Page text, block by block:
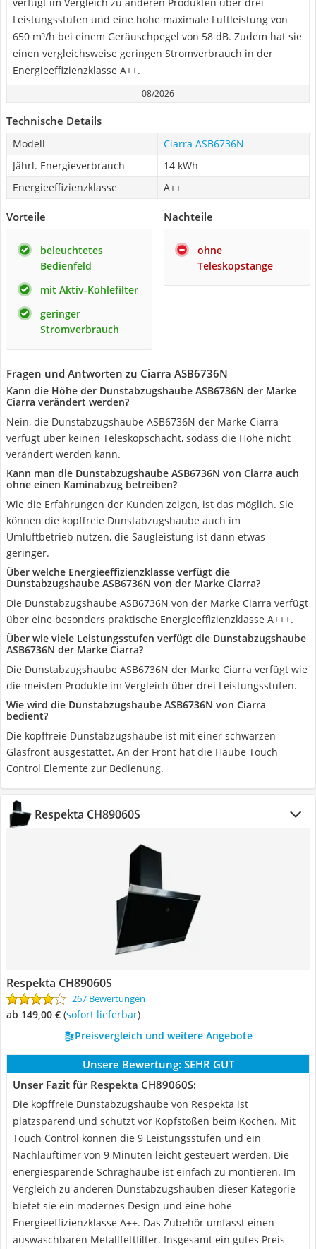
Leistungsstufen und eine hohe maximale Luftleistung von
650 m³/h bei einem Geräuschpegel von 58 dB. Zudem hat sie
einen vergleichsweise geringen Stromverbrauch in der
Energieeffizienzklasse A++.
08/2026
Technische Details
Modell
Ciarra ASB6736N
Jährl. Energieverbrauch
14 kWh
Energieeffizienzklasse
A++
Vorteile
beleuchtetes
Bedienfeld
mit Aktiv-Kohlefilter
geringer
Stromverbrauch
Nachteile
ohne
Teleskopstange
Fragen und Antworten zu Ciarra ASB6736N
Kann die Höhe der Dunstabzugshaube ASB6736N der Marke
Ciarra verändert werden?
Nein, die Dunstabzugshaube ASB6736N der Marke Ciarra
verfügt über keinen Teleskopschacht, sodass die Höhe nicht
verändert werden kann.
Kann man die Dunstabzugshaube ASB6736N von Ciarra auch
ohne einen Kaminabzug betreiben?
Wie die Erfahrungen der Kunden zeigen, ist das möglich. Sie
können die kopffreie Dunstabzugshaube auch im
Umluftbetrieb nutzen, die Saugleistung ist dann etwas
geringer.
Über welche Energieeffizienzklasse verfügt die
Dunstabzugshaube ASB6736N von der Marke Ciarra?
Die Dunstabzugshaube ASB6736N von der Marke Ciarra verfügt
über eine besonders praktische Energieeffizienzklasse A+++.
Über wie viele Leistungsstufen verfügt die Dunstabzugshaube
ASB6736N der Marke Ciarra?
Die Dunstabzugshaube ASB6736N der Marke Ciarra verfügt wie
die meisten Produkte im Vergleich über drei Leistungsstufen.
Wie wird die Dunstabzugshaube ASB6736N von Ciarra
bedient?
Die kopffreie Dunstabzugshaube ist mit einer schwarzen
Glasfront ausgestattet. An der Front hat die Haube Touch
Control Elemente zur Bedienung.
Respekta CH89060S
Respekta CH89060S
267 Bewertungen
ab 149,00 € ( Sofort lieferbar)
Preisvergleich und weitere Angebote
Unsere Bewertung: SEHR GUT
Unser Fazit für Respekta CH89060S:
Die kopffreie Dunstabzugshaube von Respekta ist
platzsparend und schützt vor Kopfstößen beim Kochen. Mit
Touch Control können die 9 Leistungsstufen und ein
Nachlauftimer von 9 Minuten leicht gesteuert werden. Die
energiesparende Schräghaube ist einfach zu montieren. Im
Vergleich zu anderen Dunstabzugshauben dieser Kategorie
bietet sie ein modernes Design und eine hohe
Energieeffizienzklasse A++. Das Zubehör umfasst einen
auswaschbaren Metallfettfilter. Insgesamt ein gutes Preis-